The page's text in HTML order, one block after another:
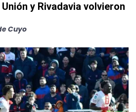
y Rivadavia volvieron
Cuyo